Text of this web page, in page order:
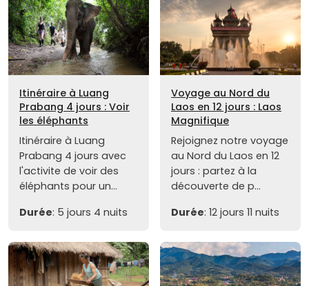
Itinéraire à Luang
Prabang 4 jours : Voir
les éléphants
Itinéraire à Luang
Prabang 4 jours avec
l'activite de voir des
éléphants pour un...
Durée: 5 jours 4 nuits
Voyage au Nord du
Laos en 12 jours : Laos
Magnifique
Rejoignez notre voyage
au Nord du Laos en 12
jours : partez à la
découverte de p...
Durée: 12 jours 11 nuits